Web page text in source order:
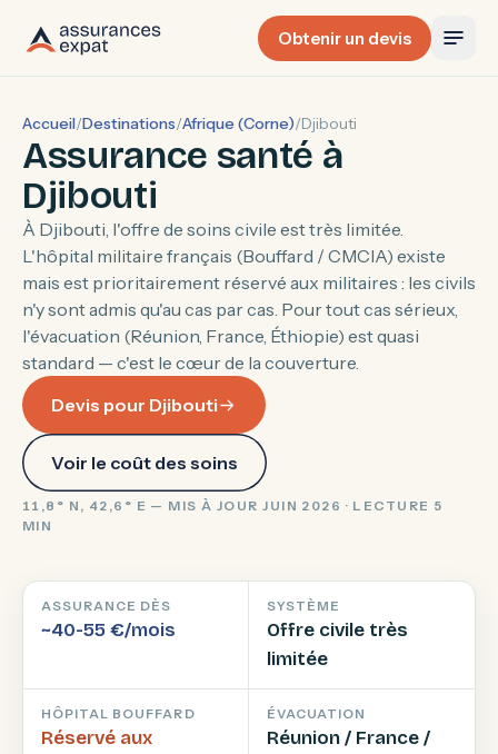
Obtenir un devis
Accueil/Destinations/Afrique (Corne)/Djibouti
Assurance santé à
Djibouti
À Djibouti, l'offre de soins civile est très limitée.
L'hôpital militaire français (Bouffard / CMCIA) existe
mais est prioritairement réservé aux militaires : les civils
n'y sont admis qu'au cas par cas. Pour tout cas sérieux,
l'évacuation (Réunion, France, Éthiopie) est quasi
standard — c'est le cœur de la couverture.
Devis pour Djibouti
Voir le coût des soins
11,8° N, 42,6° E — MIS À JOUR JUIN 2026 · LECTURE 5
MIN
ASSURANCE DÈS
~40-55 €/mois
SYSTÈME
Offre civile très
limitée
HÔPITAL BOUFFARD
Réservé aux
ÉVACUATION
Réunion / France /